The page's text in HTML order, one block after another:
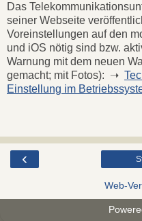
Das
seiner Webseite
Voreinstellungen auf den
und iOS nötig sind bzw.
Warnung mit dem neuen
gemacht; mit Fotos): ➝
Einstellung im
‹
Web-